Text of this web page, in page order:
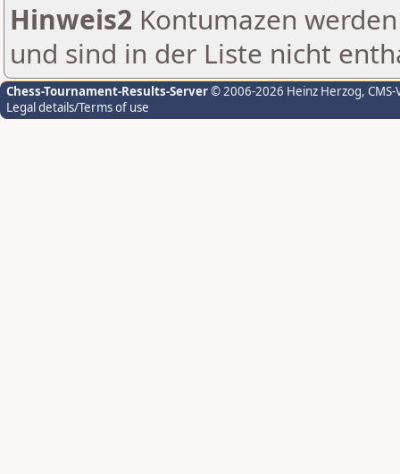
Hinweis2 Kontumazen
und sind in der Liste nicht
Chess-Tournament-Results-Server© 2006-2026 Heinz Herzog,
Legal details/Terms of use